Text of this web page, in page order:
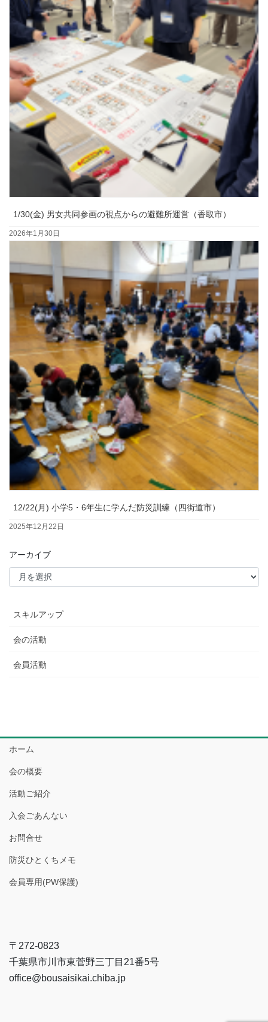
1/30(金) 男女共同参画の視点からの避難所運営（香取市）
2026年1月30日
12/22(月) 小学5・6年生に学んだ防災訓練（四街道市）
2025年12月22日
アーカイブ
スキルアップ
会の活動
会員活動
ホーム
会の概要
活動ご紹介
入会ごあんない
お問合せ
防災ひとくちメモ
会員専用(PW保護)
〒272-0823
千葉県市川市東菅野三丁目21番5号
office@bousaisikai.chiba.jp